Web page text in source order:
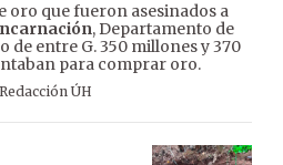
oro que fueron asesinados a
, Departamento de
de entre G. 350 millones y 370
para comprar oro.
Redacción ÚH